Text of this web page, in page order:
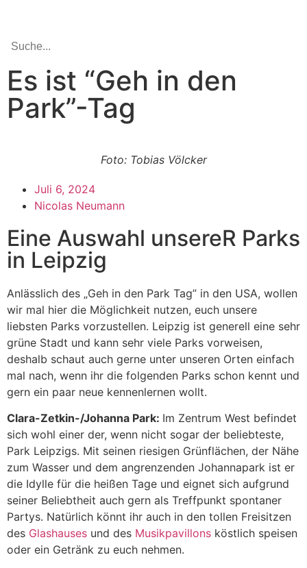
Es ist “Geh in den
Park”-Tag
Foto: Tobias Völcker
Juli 6, 2024
Nicolas Neumann
Eine Auswahl unsereR Parks
in Leipzig
Anlässlich des „Geh in den Park Tag” in den USA, wollen
wir mal hier die Möglichkeit nutzen, euch unsere
liebsten Parks vorzustellen. Leipzig ist generell eine sehr
grüne Stadt und kann sehr viele Parks vorweisen,
deshalb schaut auch gerne unter unseren Orten einfach
mal nach, wenn ihr die folgenden Parks schon kennt und
gern ein paar neue kennenlernen wollt.
Clara-Zetkin-/Johanna Park: Im Zentrum West befindet
sich wohl einer der, wenn nicht sogar der beliebteste,
Park Leipzigs. Mit seinen riesigen Grünflächen, der Nähe
zum Wasser und dem angrenzenden Johannapark ist er
die Idylle für die heißen Tage und eignet sich aufgrund
seiner Beliebtheit auch gern als Treffpunkt spontaner
Partys. Natürlich könnt ihr auch in den tollen Freisitzen
des Glashauses und des Musikpavillons köstlich speisen
oder ein Getränk zu euch nehmen.